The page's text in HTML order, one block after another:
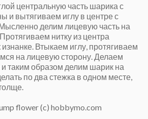
центральную часть шарика с
и вытягиваем иглу в центре с
делим лицевую часть на
нитку из центра
Втыкаем иглу, протягиваем
на лицевую сторону. Делаем
и таким образом делим шарик на
по два стежка в одном месте,